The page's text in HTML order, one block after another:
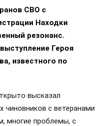
СВО с
Находки
резонанс.
Героя
известного по
высказал
чиновников с ветеранами
многие проблемы, с